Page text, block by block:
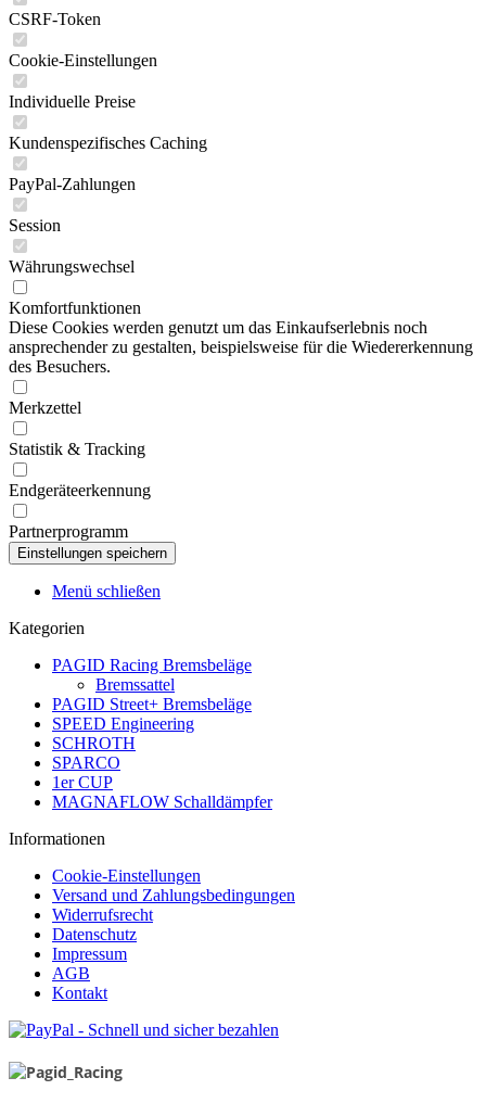
CSRF-Token
Cookie-Einstellungen
Individuelle Preise
Kundenspezifisches Caching
PayPal-Zahlungen
Session
Währungswechsel
Komfortfunktionen
Diese Cookies werden genutzt um das Einkaufserlebnis noch
ansprechender zu gestalten, beispielsweise für die Wiedererkennung
des Besuchers.
Merkzettel
Statistik & Tracking
Endgeräteerkennung
Partnerprogramm
Menü schließen
Kategorien
PAGID Racing Bremsbeläge
Bremssattel
PAGID Street+ Bremsbeläge
SPEED Engineering
SCHROTH
SPARCO
1er CUP
MAGNAFLOW Schalldämpfer
Informationen
Cookie-Einstellungen
Versand und Zahlungsbedingungen
Widerrufsrecht
Datenschutz
Impressum
AGB
Kontakt